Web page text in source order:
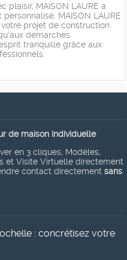
plaisir, MAISON LAURE a
MAISON LAURE
projet de construction.
démarches
tranquille grâce aux
de maison individuelle
en 3 cliques, Modèles,
et Visite Virtuelle directement
contact directement sans
: concrétisez votre